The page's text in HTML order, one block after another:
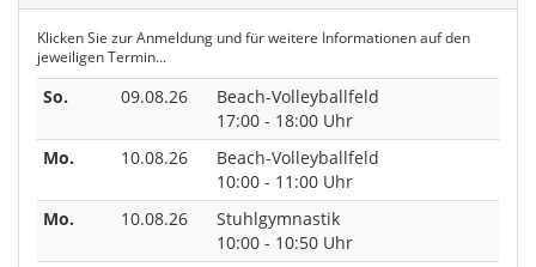
Klicken Sie zur Anmeldung und für weitere Informationen auf den
jeweiligen Termin...
So. 09.08.26
Beach-Volleyballfeld
17:00 - 18:00 Uhr
Mo.
10.08.26
Beach-Volleyballfeld
10:00 - 11:00 Uhr
Mo.
10.08.26
Stuhlgymnastik
10:00 - 10:50 Uhr